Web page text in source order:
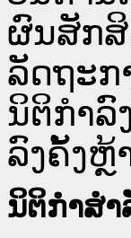
ຜົນສັກສິ
ລັດຖະກ
ນິຕິກຳລົ
ລົງຄັ້ງຫຼ້
ນິຕິກຳສຳ